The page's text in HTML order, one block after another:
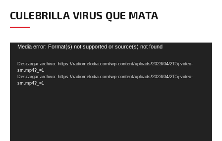
CULEBRILLA VIRUS QUE MATA
Reproductor
vídeo
Media error: Format(s) not supported or source(s) not found
Descargar archivo: https://radiomelodia.com/wp-content/uploads/2023/04/2T5j-video-
sm.mp4?_=1
Descargar archivo: https://radiomelodia.com/wp-content/uploads/2023/04/2T5j-video-
sm.mp4?_=1